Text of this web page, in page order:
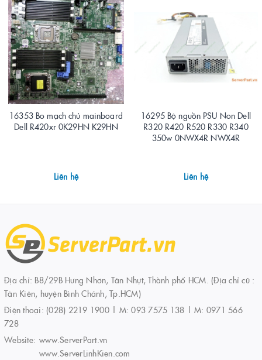
16353 Bo mạch chủ mainboard
Dell R420xr 0K29HN K29HN
Liên hệ
16295 Bộ nguồn PSU Non Dell
R320 R420 R520 R330 R340
350w 0NWX4R NWX4R
Liên hệ
Địa chỉ: B8/29B Hưng Nhơn, Tân Nhựt, Thành phố HCM. (Địa chỉ cũ :
Tân Kiên, huyện Bình Chánh, Tp.HCM)
Điện thoại: (028) 2219 1900 | M: 093 7575 138 | M: 0971 566
728
Website: www.ServerPart.vn
www.ServerLinhKien.com